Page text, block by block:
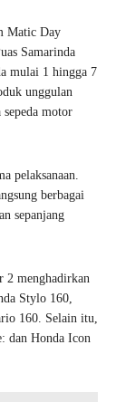
Matic Day
Samarinda
mulai 1 hingga 7
unggulan
motor
pelaksanaan.
berbagai
sepanjang
2 menghadirkan
Stylo 160,
160. Selain itu,
dan Honda Icon